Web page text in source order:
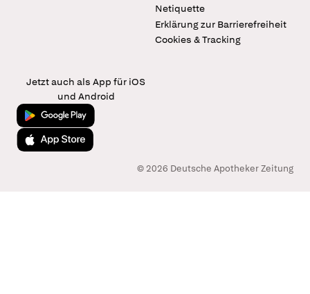
Netiquette
Erklärung zur Barrierefreiheit
Cookies & Tracking
Jetzt auch als App für iOS
und Android
Jetzt bei Google Play
Laden im App Store
© 2026 Deutsche Apotheker Zeitung